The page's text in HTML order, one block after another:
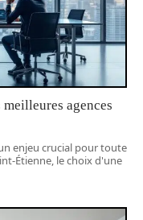
agences
enjeu crucial pour toute
Étienne, le choix d'une